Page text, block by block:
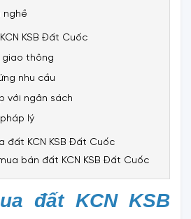
nghề
KSB Đất Cuốc
giao thông
nhu cầu
với ngân sách
lý
đất KCN KSB Đất Cuốc
bán đất KCN KSB Đất Cuốc
đất KCN KSB